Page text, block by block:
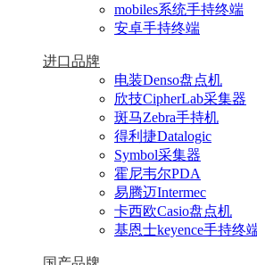
mobiles系统手持终端
安卓手持终端
进口品牌
电装Denso盘点机
欣技CipherLab采集器
斑马Zebra手持机
得利捷Datalogic
Symbol采集器
霍尼韦尔PDA
易腾迈Intermec
卡西欧Casio盘点机
基恩士keyence手持终